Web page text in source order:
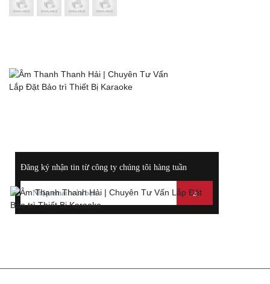
Đăng ký nhận tin từ công ty chúng tôi hàng tuần